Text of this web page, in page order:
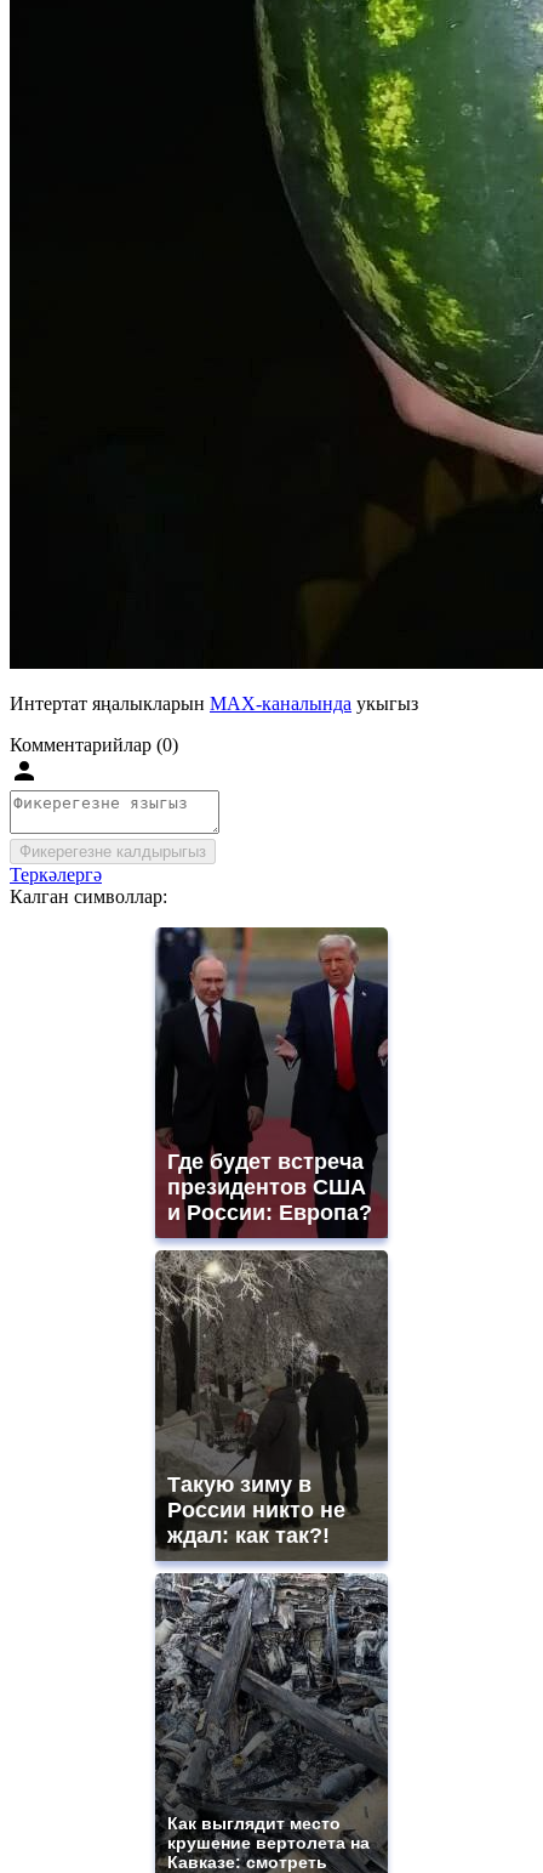
Интертат яңалыкларын MAX-каналында укыгыз
Комментарийлар (0)
Фикерегезне калдырыгыз
Теркәлергә
Калган символлар:
Где будет встреча
президентов США
и России: Европа?
Такую зиму в
России никто не
ждал: как так?!
Как выглядит место
крушение вертолета на
Кавказе: смотреть